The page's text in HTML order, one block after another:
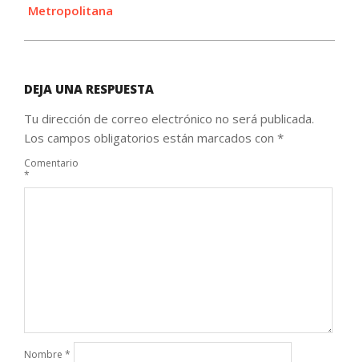
Metropolitana
DEJA UNA RESPUESTA
Tu dirección de correo electrónico no será publicada.
Los campos obligatorios están marcados con *
Comentario
*
Nombre *